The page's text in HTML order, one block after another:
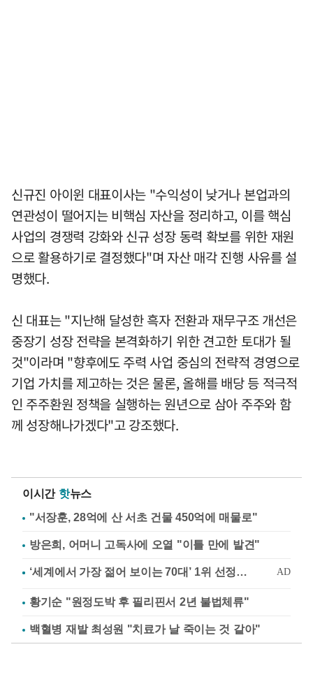
신규진 아이윈 대표이사는 "수익성이 낮거나 본업과의
연관성이 떨어지는 비핵심 자산을 정리하고, 이를 핵심
사업의 경쟁력 강화와 신규 성장 동력 확보를 위한 재원
으로 활용하기로 결정했다"며 자산 매각 진행 사유를 설
명했다.
신 대표는 "지난해 달성한 흑자 전환과 재무구조 개선은
중장기 성장 전략을 본격화하기 위한 견고한 토대가 될
것"이라며 "향후에도 주력 사업 중심의 전략적 경영으로
기업 가치를 제고하는 것은 물론, 올해를 배당 등 적극적
인 주주환원 정책을 실행하는 원년으로 삼아 주주와 함
께 성장해나가겠다"고 강조했다.
이시간 핫뉴스
"서장훈, 28억에 산 서초 건물 450억에 매물로"
방은희, 어머니 고독사에 오열 "이틀 만에 발견"
황기순 "원정도박 후 필리핀서 2년 불법체류"
백혈병 재발 최성원 "치료가 날 죽이는 것 같아"